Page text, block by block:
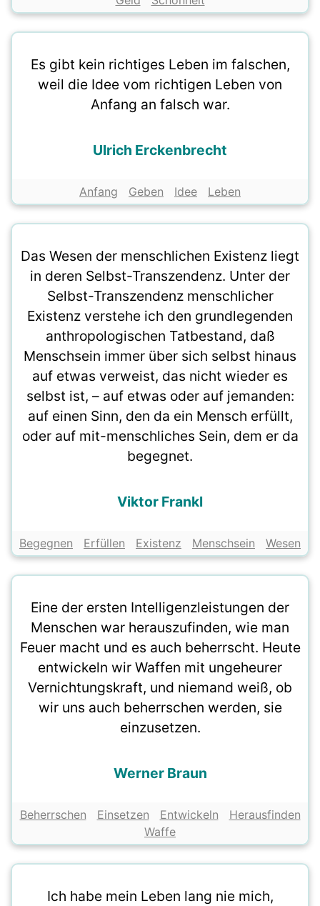
Es gibt kein richtiges Leben im falschen,
weil die Idee vom richtigen Leben von
Anfang an falsch war.
Ulrich Erckenbrecht
Anfang Geben Idee Leben
Das Wesen der menschlichen Existenz liegt
in deren Selbst-Transzendenz. Unter der
Selbst-Transzendenz menschlicher
Existenz verstehe ich den grundlegenden
anthropologischen Tatbestand, daß
Menschsein immer über sich selbst hinaus
auf etwas verweist, das nicht wieder es
selbst ist, – auf etwas oder auf jemanden:
auf einen Sinn, den da ein Mensch erfüllt,
oder auf mit-menschliches Sein, dem er da
begegnet.
Viktor Frankl
Begegnen Erfüllen Existenz Menschsein Wesen
Eine der ersten Intelligenzleistungen der
Menschen war herauszufinden, wie man
Feuer macht und es auch beherrscht. Heute
entwickeln wir Waffen mit ungeheurer
Vernichtungskraft, und niemand weiß, ob
wir uns auch beherrschen werden, sie
einzusetzen.
Werner Braun
Beherrschen Einsetzen Entwickeln
Herausfinden
Waffe
Ich habe mein Leben lang nie mich,